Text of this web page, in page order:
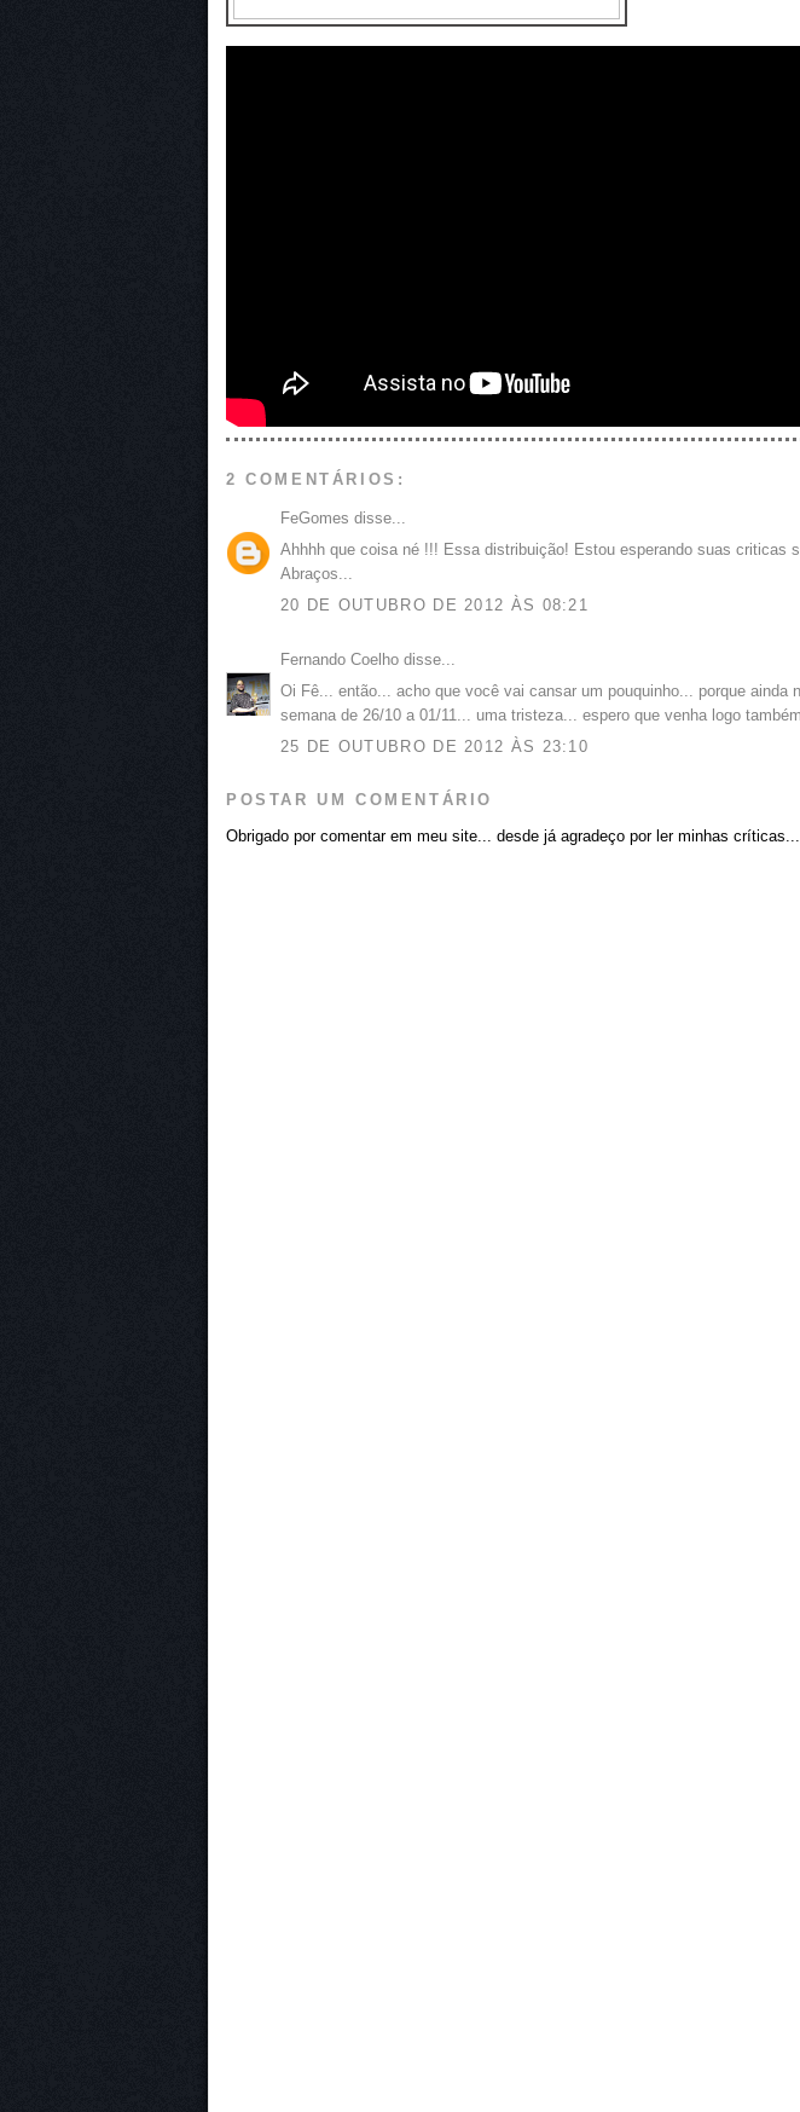
2 COMENTÁRIOS:
FeGomes disse...
Ahhhh que coisa né !!! Essa distribuição! Estou esperando suas criticas
Abraços...
20 DE OUTUBRO DE 2012 ÀS 08:21
Fernando Coelho disse...
Oi Fê... então... acho que você vai cansar um pouquinho... porque ainda
semana de 26/10 a 01/11... uma tristeza... espero que venha logo
25 DE OUTUBRO DE 2012 ÀS 23:10
POSTAR UM COMENTÁRIO
Obrigado por comentar em meu site... desde já agradeço por ler minhas críticas...